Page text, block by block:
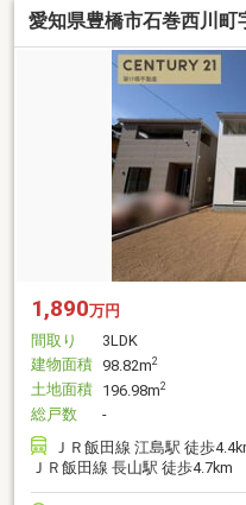
愛知県豊橋市石巻西川町
1,890万円
間取り
3LDK
建物面積 98.82m2
土地面積 196.98m2
総戸数
-
ＪＲ飯田線 江島駅 徒歩
ＪＲ飯田線 長山駅 徒歩4.7km